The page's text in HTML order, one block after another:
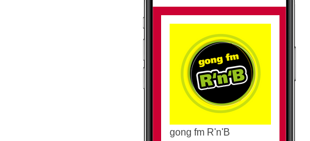
gong fm R'n'B